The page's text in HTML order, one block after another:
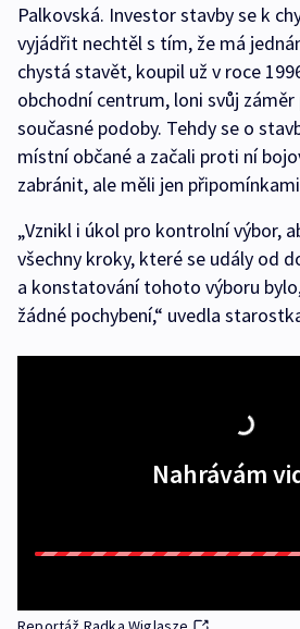
Palkovská. Investor stavby se k
vyjádřit nechtěl s tím, že má
chystá stavět, koupil už v roce
obchodní centrum, loni svůj
současné podoby. Tehdy se o
místní občané a začali proti ní
zabránit, ale měli jen
„Vznikl i úkol pro kontrolní výbor,
všechny kroky, které se udály od
a konstatování tohoto výboru
žádné pochybení,“ uvedla
Nahrávám